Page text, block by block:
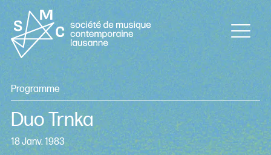
Programme
Duo Trnka
18 Janv. 1983